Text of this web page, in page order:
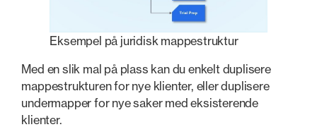
Eksempel på juridisk mappestruktur
Med en slik mal på plass kan du enkelt duplisere
mappestrukturen for nye klienter, eller duplisere
undermapper for nye saker med eksisterende
klienter.